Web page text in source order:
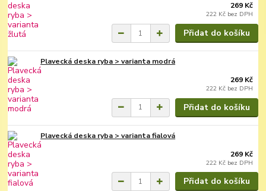
269 Kč
222 Kč bez DPH
Přidat do košíku
Plavecká deska ryba > varianta modrá
269 Kč
222 Kč bez DPH
Přidat do košíku
Plavecká deska ryba > varianta fialová
269 Kč
222 Kč bez DPH
Přidat do košíku